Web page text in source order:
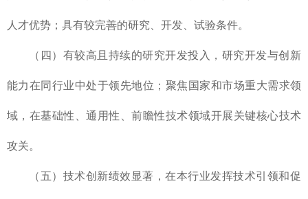
人才优势；具有较完善的研究、开发、试验条件。
（四）有较高且持续的研究开发投入，研究开发与创新
能力在同行业中处于领先地位；聚焦国家和市场重大需求领
域，在基础性、通用性、前瞻性技术领域开展关键核心技术
攻关。
（五）技术创新绩效显著，在本行业发挥技术引领和促